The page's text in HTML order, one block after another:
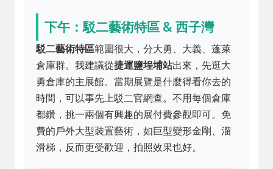
下午：駁二藝術特區 & 西子灣
駁二藝術特區範圍很大，分大勇、大義、蓬萊
倉庫群。我建議從捷運鹽埕埔站出來，先逛大
勇倉庫的主展館。當期展覽是什麼得看你去的
時間，可以事先上駁二官網查。不用每個倉庫
都鑽，挑一兩個有興趣的展付費參觀即可。免
費的戶外大型裝置藝術，如巨型變形金剛、溜
滑梯，反而更受歡迎，拍照效果也好。